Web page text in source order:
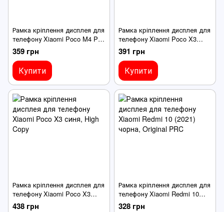
Рамка кріплення дисплея для
телефону Xiaomi Poco M4 Pro
5G чорна
359 грн
Купити
Рамка кріплення дисплея для
телефону Xiaomi Poco X3
чорна
391 грн
Купити
Рамка кріплення дисплея для
телефону Xiaomi Poco X3
синя
438 грн
Рамка кріплення дисплея для
телефону Xiaomi Redmi 10
(2021) чорна
328 грн